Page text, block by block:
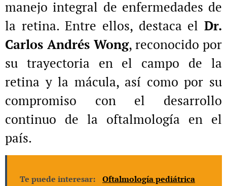
manejo integral de enfermedades de
la retina. Entre ellos, destaca el Dr.
Carlos Andrés Wong, reconocido por
su trayectoria en el campo de la
retina y la mácula, así como por su
compromiso con el desarrollo
continuo de la oftalmología en el
país.
Te puede interesar:
Oftalmología pediátrica